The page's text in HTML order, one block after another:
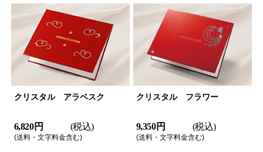
クリスタル アラベスク
6,820 円 (税込)
(送料・文字料金含む)
クリスタル フラワー
9,350 円 (税込)
(送料・文字料金含む)